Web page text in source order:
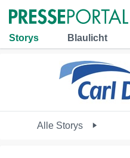
Storys Blaulicht
Alle Storys